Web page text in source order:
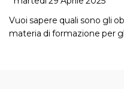
Vuoi sapere quali sono gli
materia di formazione per